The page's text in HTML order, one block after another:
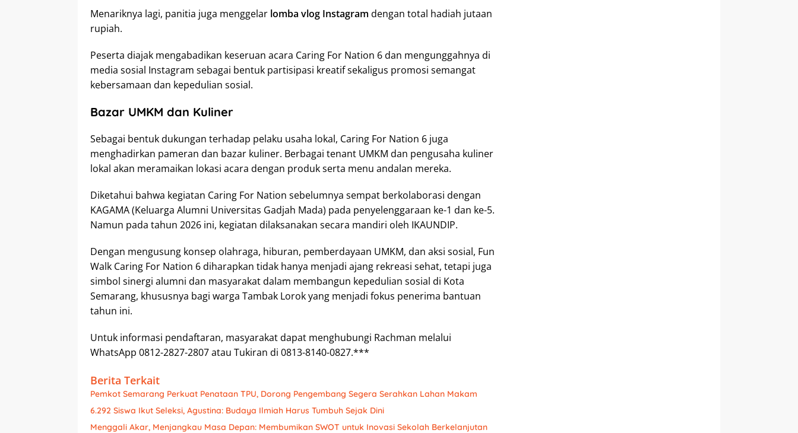
Menariknya lagi, panitia juga menggelar lomba vlog Instagram dengan total hadiah jutaan
rupiah.
Peserta diajak mengabadikan keseruan acara Caring For Nation 6 dan mengunggahnya di
media sosial Instagram sebagai bentuk partisipasi kreatif sekaligus promosi semangat
kebersamaan dan kepedulian sosial.
Bazar UMKM dan Kuliner
Sebagai bentuk dukungan terhadap pelaku usaha lokal, Caring For Nation 6 juga
menghadirkan pameran dan bazar kuliner. Berbagai tenant UMKM dan pengusaha kuliner
lokal akan meramaikan lokasi acara dengan produk serta menu andalan mereka.
Diketahui bahwa kegiatan Caring For Nation sebelumnya sempat berkolaborasi dengan
KAGAMA (Keluarga Alumni Universitas Gadjah Mada) pada penyelenggaraan ke-1 dan ke-5.
Namun pada tahun 2026 ini, kegiatan dilaksanakan secara mandiri oleh IKAUNDIP.
Dengan mengusung konsep olahraga, hiburan, pemberdayaan UMKM, dan aksi sosial, Fun
Walk Caring For Nation 6 diharapkan tidak hanya menjadi ajang rekreasi sehat, tetapi juga
simbol sinergi alumni dan masyarakat dalam membangun kepedulian sosial di Kota
Semarang, khususnya bagi warga Tambak Lorok yang menjadi fokus penerima bantuan
tahun ini.
Untuk informasi pendaftaran, masyarakat dapat menghubungi Rachman melalui
WhatsApp 0812-2827-2807 atau Tukiran di 0813-8140-0827.***
Berita Terkait
Pemkot Semarang Perkuat Penataan TPU, Dorong Pengembang Segera Serahkan Lahan Makam
6.292 Siswa Ikut Seleksi, Agustina: Budaya Ilmiah Harus Tumbuh Sejak Dini
Menggali Akar, Menjangkau Masa Depan: Membumikan SWOT untuk Inovasi Sekolah Berkelanjutan